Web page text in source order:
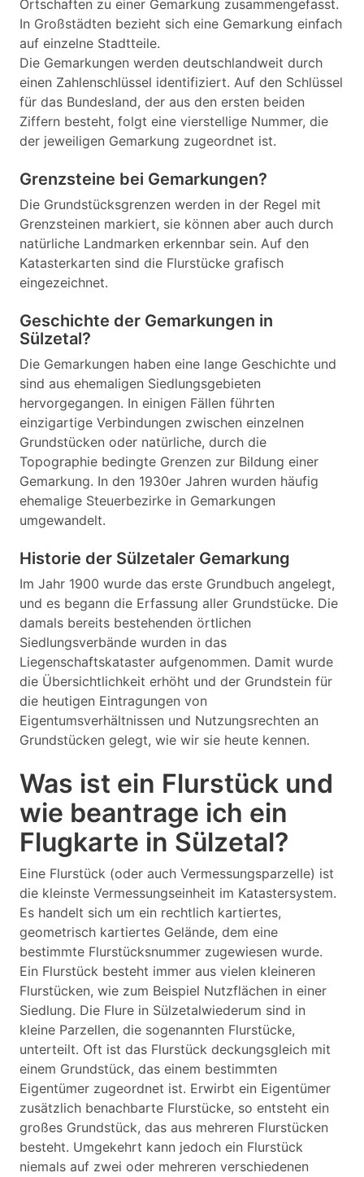
Ortschaften zu einer Gemarkung zusammengefasst.
In Großstädten bezieht sich eine Gemarkung einfach
auf einzelne Stadtteile.
Die Gemarkungen werden deutschlandweit durch
einen Zahlenschlüssel identifiziert. Auf den Schlüssel
für das Bundesland, der aus den ersten beiden
Ziffern besteht, folgt eine vierstellige Nummer, die
der jeweiligen Gemarkung zugeordnet ist.
Grenzsteine bei Gemarkungen?
Die Grundstücksgrenzen werden in der Regel mit
Grenzsteinen markiert, sie können aber auch durch
natürliche Landmarken erkennbar sein. Auf den
Katasterkarten sind die Flurstücke grafisch
eingezeichnet.
Geschichte der Gemarkungen in
Sülzetal?
Die Gemarkungen haben eine lange Geschichte und
sind aus ehemaligen Siedlungsgebieten
hervorgegangen. In einigen Fällen führten
einzigartige Verbindungen zwischen einzelnen
Grundstücken oder natürliche, durch die
Topographie bedingte Grenzen zur Bildung einer
Gemarkung. In den 1930er Jahren wurden häufig
ehemalige Steuerbezirke in Gemarkungen
umgewandelt.
Historie der Sülzetaler Gemarkung
Im Jahr 1900 wurde das erste Grundbuch angelegt,
und es begann die Erfassung aller Grundstücke. Die
damals bereits bestehenden örtlichen
Siedlungsverbände wurden in das
Liegenschaftskataster aufgenommen. Damit wurde
die Übersichtlichkeit erhöht und der Grundstein für
die heutigen Eintragungen von
Eigentumsverhältnissen und Nutzungsrechten an
Grundstücken gelegt, wie wir sie heute kennen.
Was ist ein Flurstück und
wie beantrage ich ein
Flugkarte in Sülzetal?
Eine Flurstück (oder auch Vermessungsparzelle) ist
die kleinste Vermessungseinheit im Katastersystem.
Es handelt sich um ein rechtlich kartiertes,
geometrisch kartiertes Gelände, dem eine
bestimmte Flurstücksnummer zugewiesen wurde.
Ein Flurstück besteht immer aus vielen kleineren
Flurstücken, wie zum Beispiel Nutzflächen in einer
Siedlung. Die Flure in Sülzetalwiederum sind in
kleine Parzellen, die sogenannten Flurstücke,
unterteilt. Oft ist das Flurstück deckungsgleich mit
einem Grundstück, das einem bestimmten
Eigentümer zugeordnet ist. Erwirbt ein Eigentümer
zusätzlich benachbarte Flurstücke, so entsteht ein
großes Grundstück, das aus mehreren Flurstücken
besteht. Umgekehrt kann jedoch ein Flurstück
niemals auf zwei oder mehreren verschiedenen